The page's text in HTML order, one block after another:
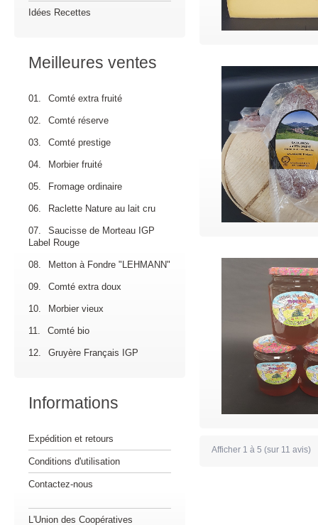
Afficher 1 à 5 (sur 11 avis)
Idées Recettes
Meilleures ventes
01. Comté extra fruité
02. Comté réserve
03. Comté prestige
04. Morbier fruité
05. Fromage ordinaire
06. Raclette Nature au lait cru
07.
Saucisse de Morteau IGP
Label Rouge
08. Metton à Fondre "LEHMANN"
09. Comté extra doux
10. Morbier vieux
11. Comté bio
12. Gruyère Français IGP
Informations
Expédition et retours
Conditions d'utilisation
Contactez-nous
L'Union des Coopératives